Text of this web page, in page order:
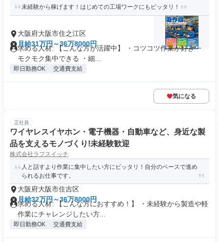
未経験から稼げます！はじめての工場ワークにもピッタリ！
大阪府大阪市住之江区
月給31万円～36万8000円
求める人材: 【こんな方が活躍中】 ・コツコツ作業が好き ・
モクモク集中できる ・細...
即日勤務OK 交通費支給
気になる
正社員
ワイヤレスイヤホン・電子機器・自動車など、身近な製
品を支えるモノづくり!未経験歓迎
株式会社ラフスイッチ
人と話すより作業に集中したい方にピッタリ！自分のペースで進め
られるお仕事です。
大阪府大阪市住吉区
月給32万円～36万8000円
求める人材: 【こんな方におすすめ！】 ・未経験から製造や軽
作業にチャレンジしたい方...
即日勤務OK 交通費支給